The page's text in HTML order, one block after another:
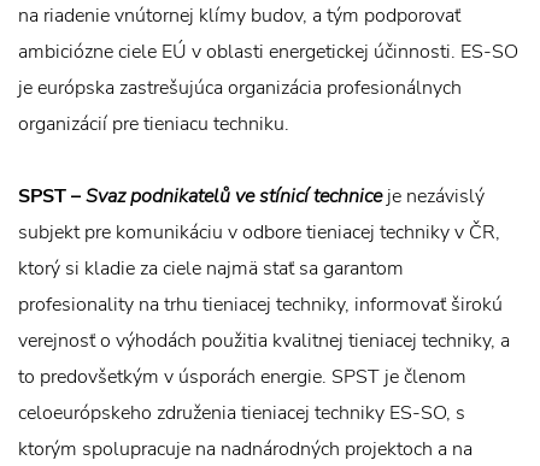
na riadenie vnútornej klímy budov, a tým podporovať
ambiciózne ciele EÚ v oblasti energetickej účinnosti. ES-SO
je európska zastrešujúca organizácia profesionálnych
organizácií pre tieniacu techniku.
SPST –Svaz podnikatelů ve stínicí techniceje nezávislý
subjekt pre komunikáciu v odbore tieniacej techniky v ČR,
ktorý si kladie za ciele najmä stať sa garantom
profesionality na trhu tieniacej techniky, informovať širokú
verejnosť o výhodách použitia kvalitnej tieniacej techniky, a
to predovšetkým v úsporách energie. SPST je členom
celoeurópskeho združenia tieniacej techniky ES-SO, s
ktorým spolupracuje na nadnárodných projektoch a na